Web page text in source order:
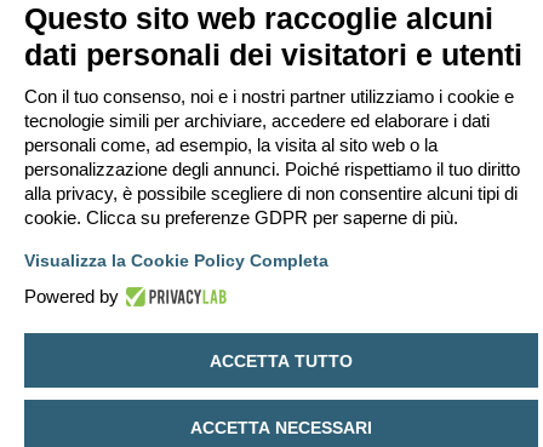
Questo sito web raccoglie alcuni
dati personali dei visitatori e utenti
Con il tuo consenso, noi e i nostri partner utilizziamo i cookie e
tecnologie simili per archiviare, accedere ed elaborare i dati
personali come, ad esempio, la visita al sito web o la
personalizzazione degli annunci. Poiché rispettiamo il tuo diritto
alla privacy, è possibile scegliere di non consentire alcuni tipi di
cookie. Clicca su preferenze GDPR per saperne di più.
Visualizza la Cookie Policy Completa
Powered by
ACCETTA TUTTO
ACCETTA NECESSARI